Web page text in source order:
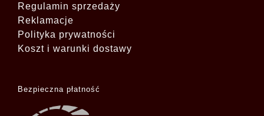
Regulamin sprzedaży
Reklamacje
Polityka prywatności
Koszt i warunki dostawy
Bezpieczna płatność